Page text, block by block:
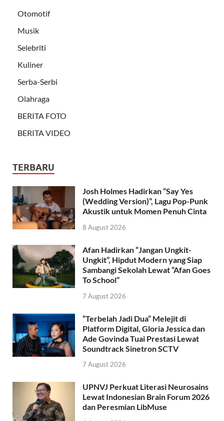
Otomotif
Musik
Selebriti
Kuliner
Serba-Serbi
Olahraga
BERITA FOTO
BERITA VIDEO
TERBARU
Josh Holmes Hadirkan “Say Yes
(Wedding Version)”, Lagu Pop-Punk
Akustik untuk Momen Penuh Cinta
8 August 2026
Afan Hadirkan “Jangan Ungkit-
Ungkit”, Hipdut Modern yang Siap
Sambangi Sekolah Lewat “Afan Goes
To School”
7 August 2026
“Terbelah Jadi Dua” Melejit di
Platform Digital, Gloria Jessica dan
Ade Govinda Tuai Prestasi Lewat
Soundtrack Sinetron SCTV
7 August 2026
UPNVJ Perkuat Literasi Neurosains
Lewat Indonesian Brain Forum 2026
dan Peresmian LibMuse